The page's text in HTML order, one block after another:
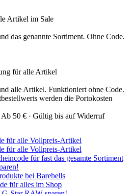
Artikel im Sale
das genannte Sortiment. Ohne Code.
für alle Artikel
alle Artikel. Funktioniert ohne Code.
werden die Portokosten
Ab 50 € · Gültig bis auf Widerruf